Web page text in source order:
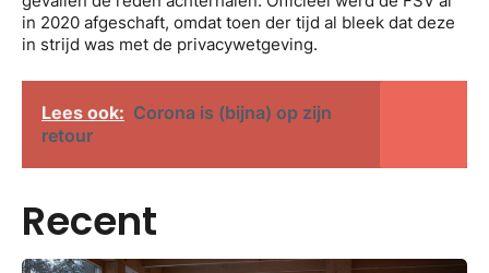
in 2020 afgeschaft, omdat toen der tijd al bleek dat deze
in strijd was met de privacywetgeving.
Lees ook: Corona is (bijna) op zijn
retour
Recent